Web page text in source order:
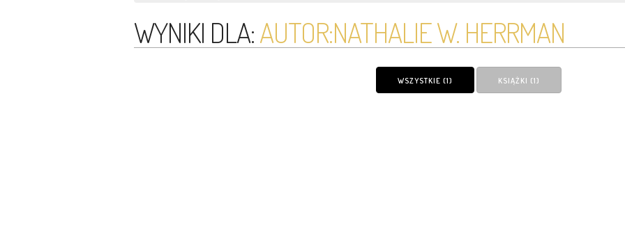
WYNIKI DLA:AUTOR:NATHALIE W. HERRMAN
WSZYSTKIE (1) KSIĄŻKI (1)